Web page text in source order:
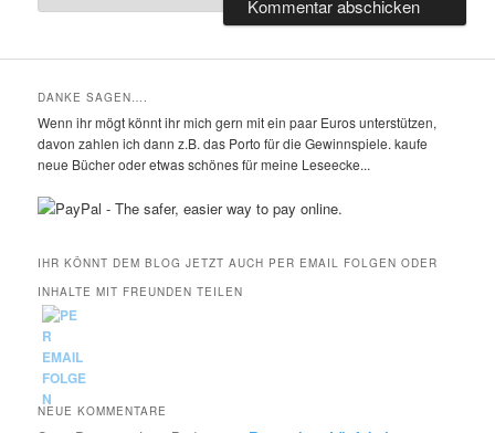
DANKE SAGEN….
Wenn ihr mögt könnt ihr mich gern mit ein paar Euros unterstützen,
davon zahlen ich dann z.B. das Porto für die Gewinnspiele. kaufe
neue Bücher oder etwas schönes für meine Leseecke...
IHR KÖNNT DEM BLOG JETZT AUCH PER EMAIL FOLGEN ODER
INHALTE MIT FREUNDEN TEILEN
NEUE KOMMENTARE